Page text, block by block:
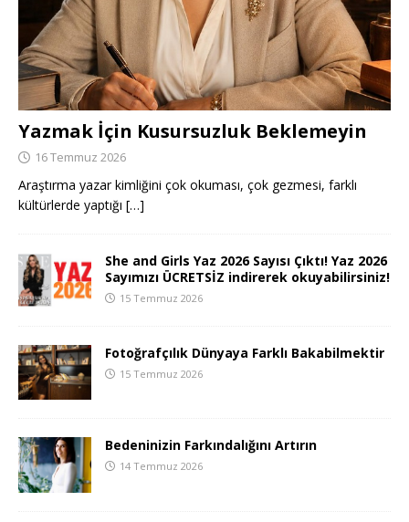
Yazmak İçin Kusursuzluk Beklemeyin
16 Temmuz 2026
Araştırma yazar kimliğini çok okuması, çok gezmesi, farklı
kültürlerde yaptığı […]
She and Girls Yaz 2026 Sayısı Çıktı! Yaz 2026
Sayımızı ÜCRETSİZ indirerek okuyabilirsiniz!
15 Temmuz 2026
Fotoğrafçılık Dünyaya Farklı Bakabilmektir
15 Temmuz 2026
Bedeninizin Farkındalığını Artırın
14 Temmuz 2026